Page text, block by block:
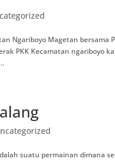
Ngariboyo Magetan
PKK Kecamatan
suatu permainan dimana